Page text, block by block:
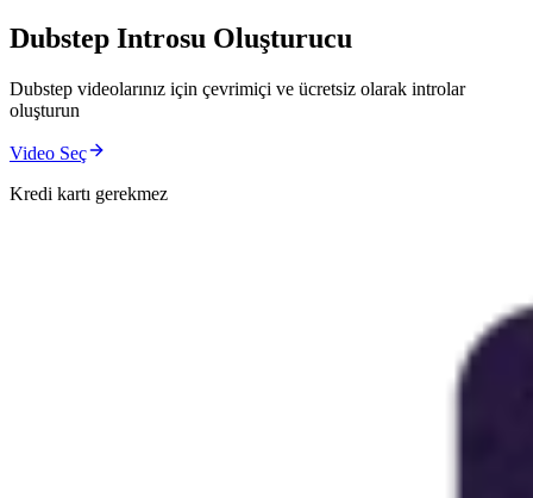
Dubstep Introsu Oluşturucu
Dubstep videolarınız için çevrimiçi ve ücretsiz olarak introlar
oluşturun
Video Seç
Kredi kartı gerekmez